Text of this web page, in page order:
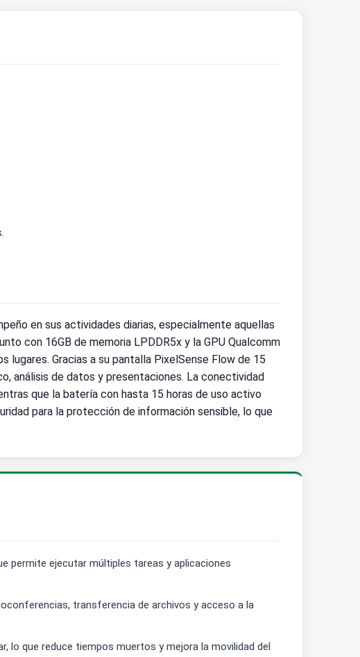
en sus actividades diarias, especialmente aquellas
con 16GB de memoria LPDDR5x y la GPU Qualcomm
Gracias a su pantalla PixelSense Flow de 15
análisis de datos y presentaciones. La conectividad
que la batería con hasta 15 horas de uso activo
para la protección de información sensible, lo que
permite ejecutar múltiples tareas y aplicaciones
transferencia de archivos y acceso a la
lo que reduce tiempos muertos y mejora la movilidad del